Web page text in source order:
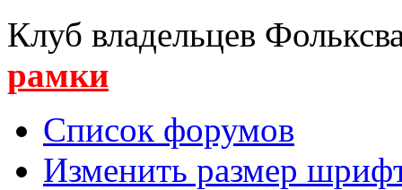
Клуб владельцев
рамки
Список форумов
Изменить размер